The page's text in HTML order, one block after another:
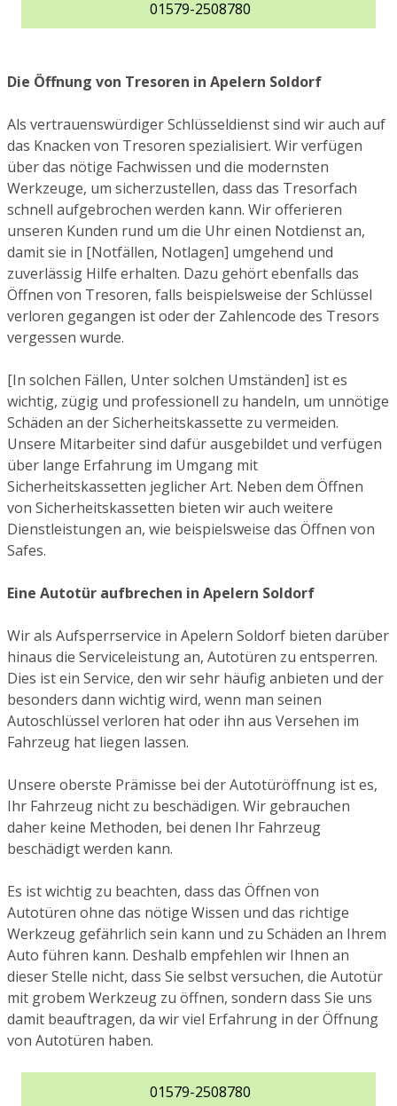
01579-2508780
Die Öffnung von Tresoren in Apelern Soldorf
Als vertrauenswürdiger Schlüsseldienst sind wir auch auf
das Knacken von Tresoren spezialisiert. Wir verfügen
über das nötige Fachwissen und die modernsten
Werkzeuge, um sicherzustellen, dass das Tresorfach
schnell aufgebrochen werden kann. Wir offerieren
unseren Kunden rund um die Uhr einen Notdienst an,
damit sie in [Notfällen, Notlagen] umgehend und
zuverlässig Hilfe erhalten. Dazu gehört ebenfalls das
Öffnen von Tresoren, falls beispielsweise der Schlüssel
verloren gegangen ist oder der Zahlencode des Tresors
vergessen wurde.
[In solchen Fällen, Unter solchen Umständen] ist es
wichtig, zügig und professionell zu handeln, um unnötige
Schäden an der Sicherheitskassette zu vermeiden.
Unsere Mitarbeiter sind dafür ausgebildet und verfügen
über lange Erfahrung im Umgang mit
Sicherheitskassetten jeglicher Art. Neben dem Öffnen
von Sicherheitskassetten bieten wir auch weitere
Dienstleistungen an, wie beispielsweise das Öffnen von
Safes.
Eine Autotür aufbrechen in Apelern Soldorf
Wir als Aufsperrservice in Apelern Soldorf bieten darüber
hinaus die Serviceleistung an, Autotüren zu entsperren.
Dies ist ein Service, den wir sehr häufig anbieten und der
besonders dann wichtig wird, wenn man seinen
Autoschlüssel verloren hat oder ihn aus Versehen im
Fahrzeug hat liegen lassen.
Unsere oberste Prämisse bei der Autotüröffnung ist es,
Ihr Fahrzeug nicht zu beschädigen. Wir gebrauchen
daher keine Methoden, bei denen Ihr Fahrzeug
beschädigt werden kann.
Es ist wichtig zu beachten, dass das Öffnen von
Autotüren ohne das nötige Wissen und das richtige
Werkzeug gefährlich sein kann und zu Schäden an Ihrem
Auto führen kann. Deshalb empfehlen wir Ihnen an
dieser Stelle nicht, dass Sie selbst versuchen, die Autotür
mit grobem Werkzeug zu öffnen, sondern dass Sie uns
damit beauftragen, da wir viel Erfahrung in der Öffnung
von Autotüren haben.
01579-2508780